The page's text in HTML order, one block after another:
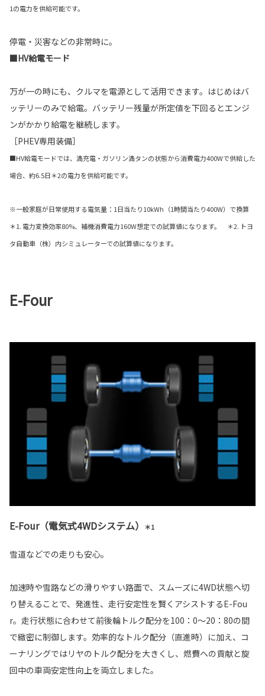
1の電力を供給可能です。
停電・災害などの非常時に。
■HV給電モード
万が一の時にも、クルマを電源として活用できます。はじめはバ
ッテリーのみで給電。バッテリー残量が所定値を下回るとエンジ
ンがかかり給電を継続します。
［PHEV専用装備］
■HV給電モードでは、満充電・ガソリン満タンの状態から消費電力400Wで供給した
場合、約6.5日＊2の電力を供給可能です。
※一般家庭が日常使用する電気量：1日当たり10kWh（1時間当たり400W）で換算
＊1. 電力変換効率80%、補機消費電力160W想定での試算値になります。 ＊2. トヨ
タ自動車（株）内シミュレーターでの試算値になります。
E-Four
E-Four（電気式4WDシステム） ＊1
雪道などでの走りも安心。
加速時や雪路などの滑りやすい路面で、スムーズに4WD状態へ切
り替えることで、発進性、走行安定性を賢くアシストするE-Fou
r。走行状態に合わせて前後輪トルク配分を100：0～20：80の間
で緻密に制御します。効率的なトルク配分（直進時）に加え、コ
ーナリングではリヤのトルク配分を大きくし、燃費への貢献と旋
回中の車両安定性向上を両立しました。